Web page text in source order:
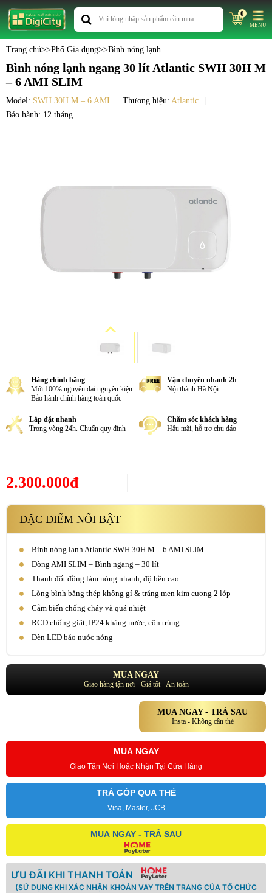
0
MENU
Trang chủ>>Phố Gia dụng>>Bình nóng lạnh
Bình nóng lạnh ngang 30 lít Atlantic SWH 30H M
– 6 AMI SLIM
Model: SWH 30H M – 6 AMI Thương hiệu: Atlantic
Bảo hành: 12 tháng
Hàng chính hãng
Mới 100% nguyên đai nguyên kiện
Bảo hành chính hãng toàn quốc
Vận chuyển nhanh 2h
Nội thành Hà Nội
Lắp đặt nhanh
Trong vòng 24h. Chuẩn quy định
Chăm sóc khách hàng
Hậu mãi, hỗ trợ chu đáo
2.300.000đ
ĐẶC ĐIỂM NỔI BẬT
Bình nóng lạnh Atlantic SWH 30H M – 6 AMI SLIM
Dòng AMI SLIM – Bình ngang – 30 lít
Thanh đốt đồng làm nóng nhanh, độ bền cao
Lòng bình bằng thép không gỉ & tráng men kim cương 2 lớp
Cảm biến chống cháy và quá nhiệt
RCD chống giật, IP24 kháng nước, côn trùng
Đèn LED báo nước nóng
MUA NGAY
Giao hàng tận nơi - Giá tốt - An toàn
MUA NGAY - TRẢ SAU
Insta - Không cần thẻ
MUA NGAY
Giao Tận Nơi Hoặc Nhận Tại Cửa Hàng
TRẢ GÓP QUA THẺ
Visa, Master, JCB
MUA NGAY - TRẢ SAU
ƯU ĐÃI KHI THANH TOÁN
(SỬ DỤNG KHI XÁC NHẬN KHOẢN VAY TRÊN TRANG CỦA TỔ CHỨC